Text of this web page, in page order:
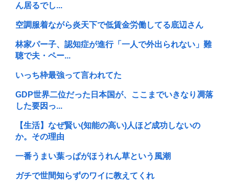
ん居るでし...
空調服着ながら炎天下で低賃金労働してる底辺さん
林家パー子、認知症が進行「一人で外出られない」難
聴で夫・ペー...
いっち枠最強って言われてた
GDP世界二位だった日本国が、ここまでいきなり凋落
した要因っ...
【生活】なぜ賢い(知能の高い)人ほど成功しないの
か。その理由
一番うまい葉っぱがほうれん草という風潮
ガチで世間知らずのワイに教えてくれ